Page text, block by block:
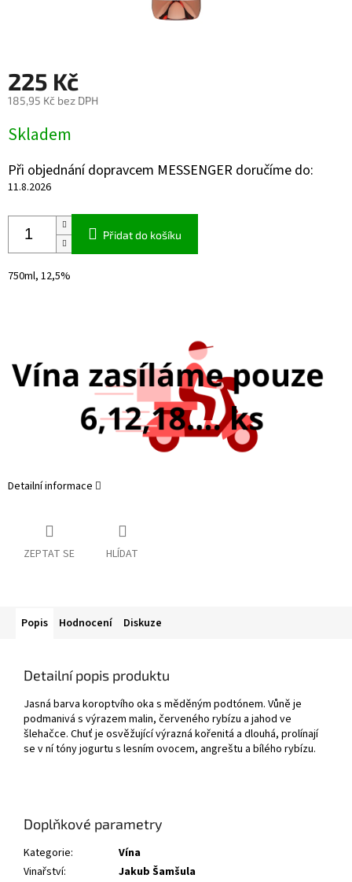
225 Kč
185,95 Kč bez DPH
cena:
Skladem
Při objednání dopravcem MESSENGER doručíme do:
11.8.2026
Přidat do košíku
750ml, 12,5%
Detailní informace
ZEPTAT SE HLÍDAT
Popis Hodnocení Diskuze
Detailní popis produktu
Jasná barva koroptvího oka s měděným podtónem. Vůně je
podmanivá s výrazem malin, červeného rybízu a jahod ve
šlehačce. Chuť je osvěžující výrazná kořenitá a dlouhá, prolínají
se v ní tóny jogurtu s lesním ovocem, angreštu a bílého rybízu.
Doplňkové parametry
Kategorie:
Vína
Vinařství:
Jakub Šamšula